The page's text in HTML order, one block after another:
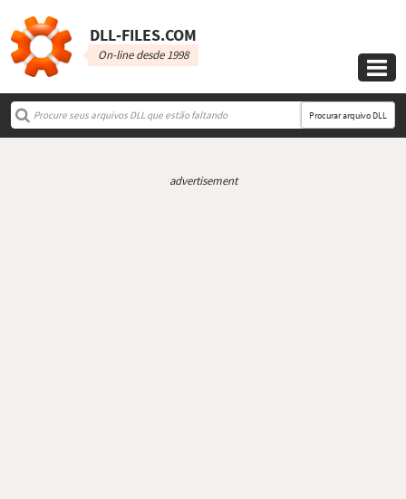
DLL‑FILES.COM
On-line desde 1998

Procurar arquivo DLL
advertisement